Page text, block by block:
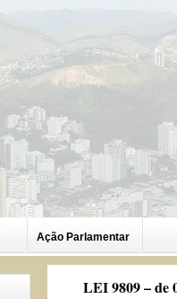
Ação Parlamentar
LEI 9809 – de